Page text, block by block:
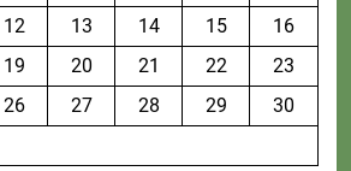
12 13 14 15
16
19 20 21 22
23
26 27 28 29
30